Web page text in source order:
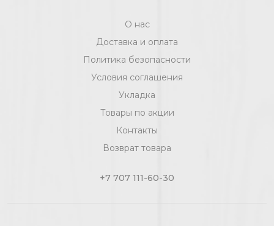
О нас
Доставка и оплата
Политика безопасности
Условия соглашения
Укладка
Товары по акции
Контакты
Возврат товара
+7 707 111-60-30